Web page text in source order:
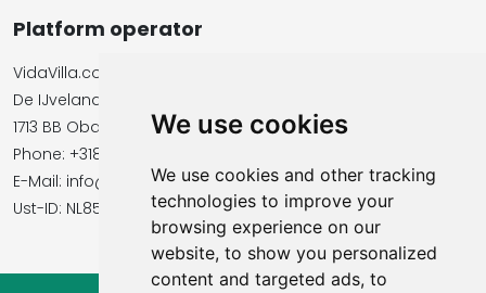
We use cookies
We use cookies and other tracking
technologies to improve your
browsing experience on our
website, to show you personalized
content and targeted ads, to
Platform operator
VidaVilla.com
De IJvelandssloot 20
1713 BB Obdam, Netherlands
Phone: +31854016545
E-Mail: info@vidavilla.com
​​​​​​​Ust-ID: NL855781919B01